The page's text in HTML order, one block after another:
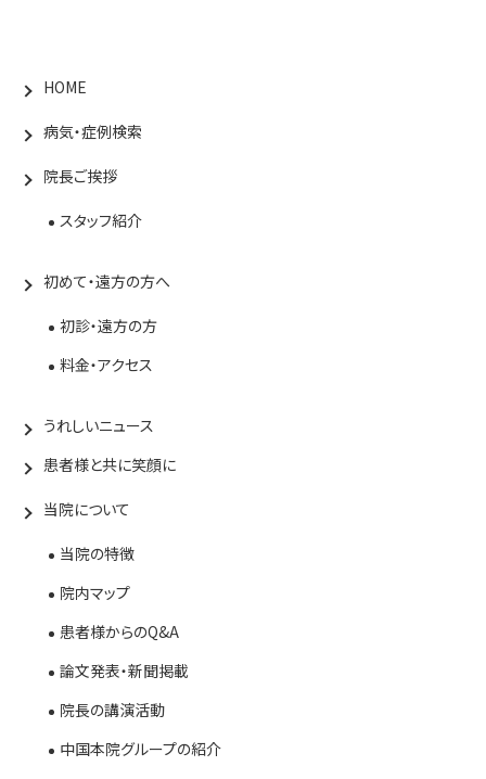
HOME
病気・症例検索
院長ご挨拶
スタッフ紹介
初めて・遠方の方へ
初診・遠方の方
料金・アクセス
うれしいニュース
患者様と共に笑顔に
当院について
当院の特徴
院内マップ
患者様からのQ&A
論文発表・新聞掲載
院長の講演活動
中国本院グループの紹介